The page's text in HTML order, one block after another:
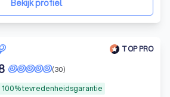
Bekijk profiel
TOP PRO
100% tevredenheidsgarantie
(30)